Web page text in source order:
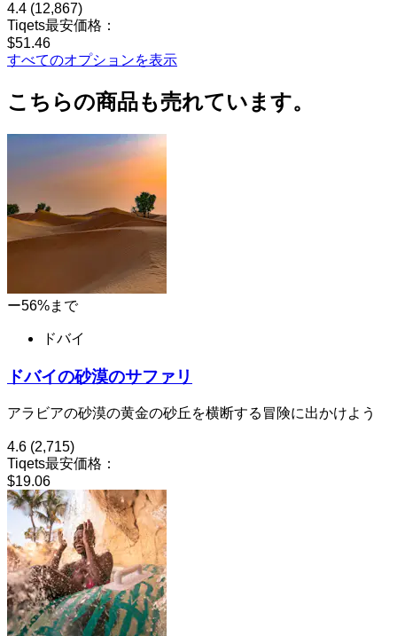
4.4 (12,867)
Tiqets最安価格：
$51.46
すべてのオプションを表示
こちらの商品も売れています。
ー56%まで
ドバイ
ドバイの砂漠のサファリ
アラビアの砂漠の黄金の砂丘を横断する冒険に出かけよう
4.6 (2,715)
Tiqets最安価格：
$19.06